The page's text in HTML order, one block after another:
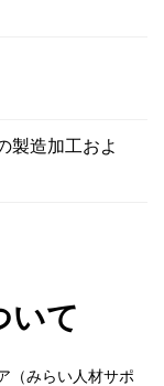
製造加工およ
いて
（みらい人材サポ